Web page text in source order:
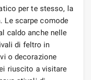
per te stesso, la
Le scarpe comode
caldo anche nelle
di feltro in
o decorazione
riuscito a visitare